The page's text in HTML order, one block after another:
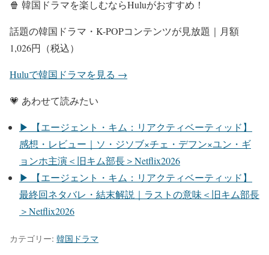
🍿 韓国ドラマを楽しむならHuluがおすすめ！
話題の韓国ドラマ・K-POPコンテンツが見放題｜月額
1,026円（税込）
Huluで韓国ドラマを見る →
💗 あわせて読みたい
▶ 【エージェント・キム：リアクティベーティッド】
感想・レビュー｜ソ・ジソブ×チェ・デフン×ユン・ギ
ョンホ主演＜旧キム部長＞Netflix2026
▶ 【エージェント・キム：リアクティベーティッド】
最終回ネタバレ・結末解説｜ラストの意味＜旧キム部長
＞Netflix2026
カテゴリー: 韓国ドラマ